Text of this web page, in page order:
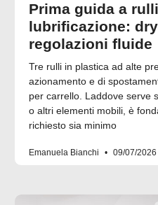
Prima guida a
lubrificazione:
regolazioni fluide
Tre rulli in plastica ad alte
azionamento e di
per carrello. Laddove serve
o altri elementi mobili, è
richiesto sia minimo
Emanuela Bianchi 09/07/2026